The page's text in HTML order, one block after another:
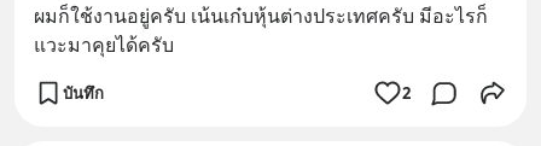
ผมก็ใช้งานอยู่ครับ เน้นเก๋บหุ้นต่างประเทศครับ มีอะไรก็
แวะมาคุยได้ครับ
บันทึก 2